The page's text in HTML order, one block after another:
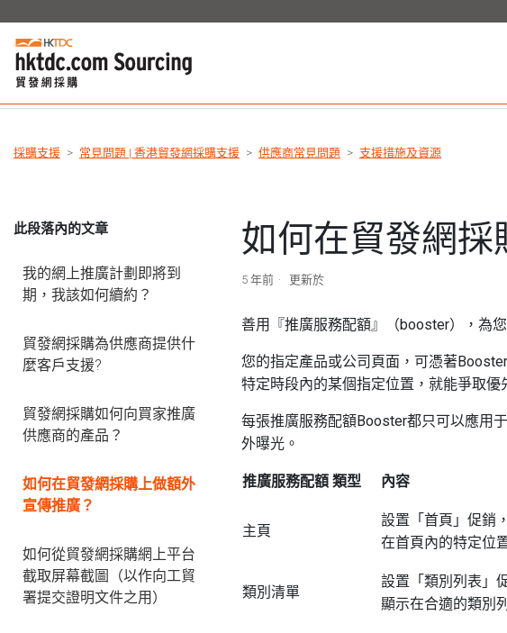
採購支援 常見問題 | 香港貿發網採購支援 供應商常見問題 支援措施及資源
此段落內的文章
我的網上推廣計劃即將到
期，我該如何續約？
貿發網採購為供應商提供什
麼客戶支援?
貿發網採購如何向買家推廣
供應商的產品？
如何在貿發網採購上做額外
宣傳推廣？
如何從貿發網採購網上平台
截取屏幕截圖（以作向工貿
署提交證明文件之用）
如何在貿發網採
5 年前 更新於
善用『推廣服務配額』（booster），為
您的指定產品或公司頁面，可憑著
特定時段內的某個指定位置，就能爭取優
每張推廣服務配額Booster都只可以應用
外曝光。
推廣服務配額 類型 內容
主頁
設置「首頁」促銷
在首頁內的特定位
類別清單
設置「類別列表」
顯示在合適的類別